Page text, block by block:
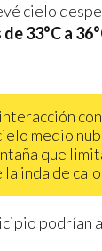
cielo
33°C a
medio
que
inda de
podrían